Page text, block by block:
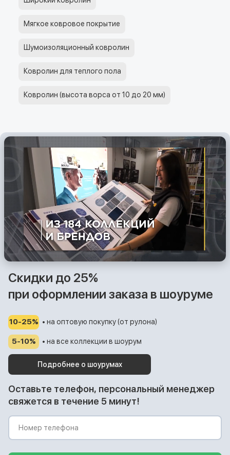
Мягкое ковровое покрытие
Шумоизоляционный ковролин
Ковролин для теплого пола
Ковролин (высота ворса от 10 до 20 мм)
Скидки до 25%
при оформлении заказа в шоуруме
10-25% • на оптовую покупку (от рулона)
5-10% • на все коллекции в шоурум
Подробнее о шоурумах
Оставьте телефон, персональный менеджер
свяжется в течение 5 минут!